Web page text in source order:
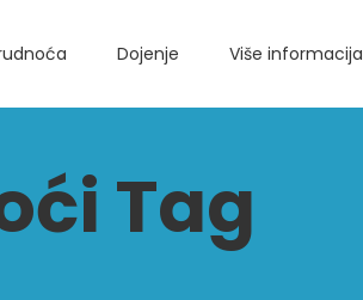
Dojenje Više informacija
Tag